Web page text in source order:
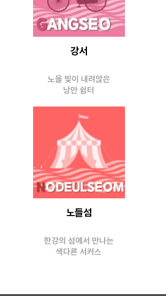
강서
노을 빛이 내려앉은
낭만 쉼터
노들섬
한강의 섬에서 만나는
색다른 서커스